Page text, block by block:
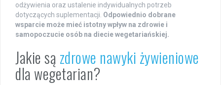
odżywienia oraz ustalenie indywidualnych potrzeb
dotyczących suplementacji. Odpowiednio dobrane
wsparcie może mieć istotny wpływ na zdrowie i
samopoczucie osób na diecie wegetariańskiej.
Jakie są zdrowe nawyki żywieniowe
dla wegetarian?